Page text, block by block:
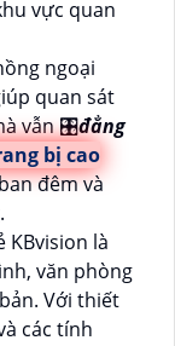
vực quan
ngoại
quan sát
vẫn 🎛đẳng
bị cao
đêm và
KBvision là
văn phòng
Với thiết
các tính